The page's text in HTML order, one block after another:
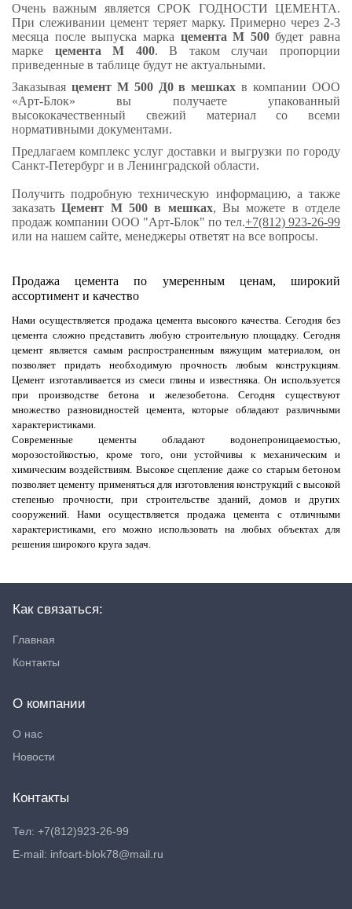
Очень важным является СРОК ГОДНОСТИ ЦЕМЕНТА.
При слеживании цемент теряет марку. Примерно через 2-3
месяца после выпуска марка цемента М 500будет равна
марке цемента М 400. В таком случаи пропорции
приведенные в таблице будут не актуальными.
Заказывая цемент М 500 Д0 в мешках в компании ООО
«Арт-Блок» вы получаете упакованный
высококачественный свежий материал со всеми
нормативными документами.
Предлагаем комплекс услуг доставки и выгрузки по городу
Санкт-Петербург и в Ленинградской области.
Получить подробную техническую информацию, а также
заказатьЦемент М 500 в мешках, Вы можете в отделе
продаж компании ООО "Арт-Блок" по тел.+7(812) 923-26-99
или на нашем сайте, менеджеры ответят на все вопросы.
Продажа цемента по умеренным ценам, широкий
ассортимент и качество
Нами осуществляется продажа цемента высокого качества. Сегодня без
цемента сложно представить любую строительную площадку. Сегодня
цемент является самым распространенным вяжущим материалом, он
позволяет придать необходимую прочность любым конструкциям.
Цемент изготавливается из смеси глины и известняка. Он используется
при производстве бетона и железобетона. Сегодня существуют
множество разновидностей цемента, которые обладают различными
характеристиками.
Современные цементы обладают водонепроницаемостью,
морозостойкостью, кроме того, они устойчивы к механическим и
химическим воздействиям. Высокое сцепление даже со старым бетоном
позволяет цементу применяться для изготовления конструкций с высокой
степенью прочности, при строительстве зданий, домов и других
сооружений. Нами осуществляется продажа цемента с отличными
характеристиками, его можно использовать на любых объектах для
решения широкого круга задач.
Как связаться:
Главная
Контакты
О компании
О нас
Новости
Контакты
Тел: +7(812)923-26-99
E-mail: infoart-blok78@mail.ru